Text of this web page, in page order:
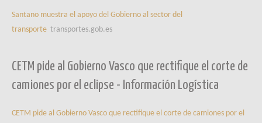
Santano muestra el apoyo del Gobierno al sector del
transporte transportes.gob.es
CETM pide al Gobierno Vasco que rectifique el corte de
camiones por el eclipse - Información Logística
CETM pide al Gobierno Vasco que rectifique el corte de camiones por el